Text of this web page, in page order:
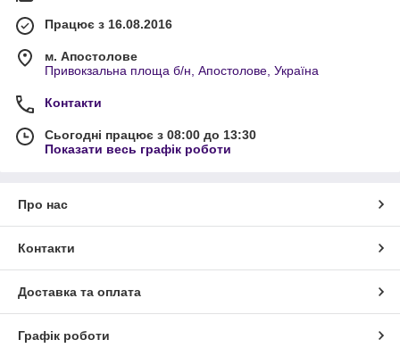
Працює з 16.08.2016
м. Апостолове
Привокзальна площа б/н, Апостолове, Україна
Контакти
Сьогодні працює з 08:00 до 13:30
Показати весь графік роботи
Про нас
Контакти
Доставка та оплата
Графік роботи